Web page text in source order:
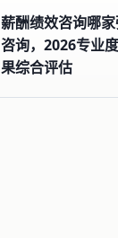
薪酬绩效咨询哪
咨询，2026专业
果综合评估